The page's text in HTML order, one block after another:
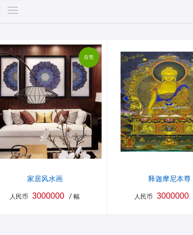
在售
家居风水画
人民币 3000000 / 幅
释迦摩尼本尊
人民币 3000000